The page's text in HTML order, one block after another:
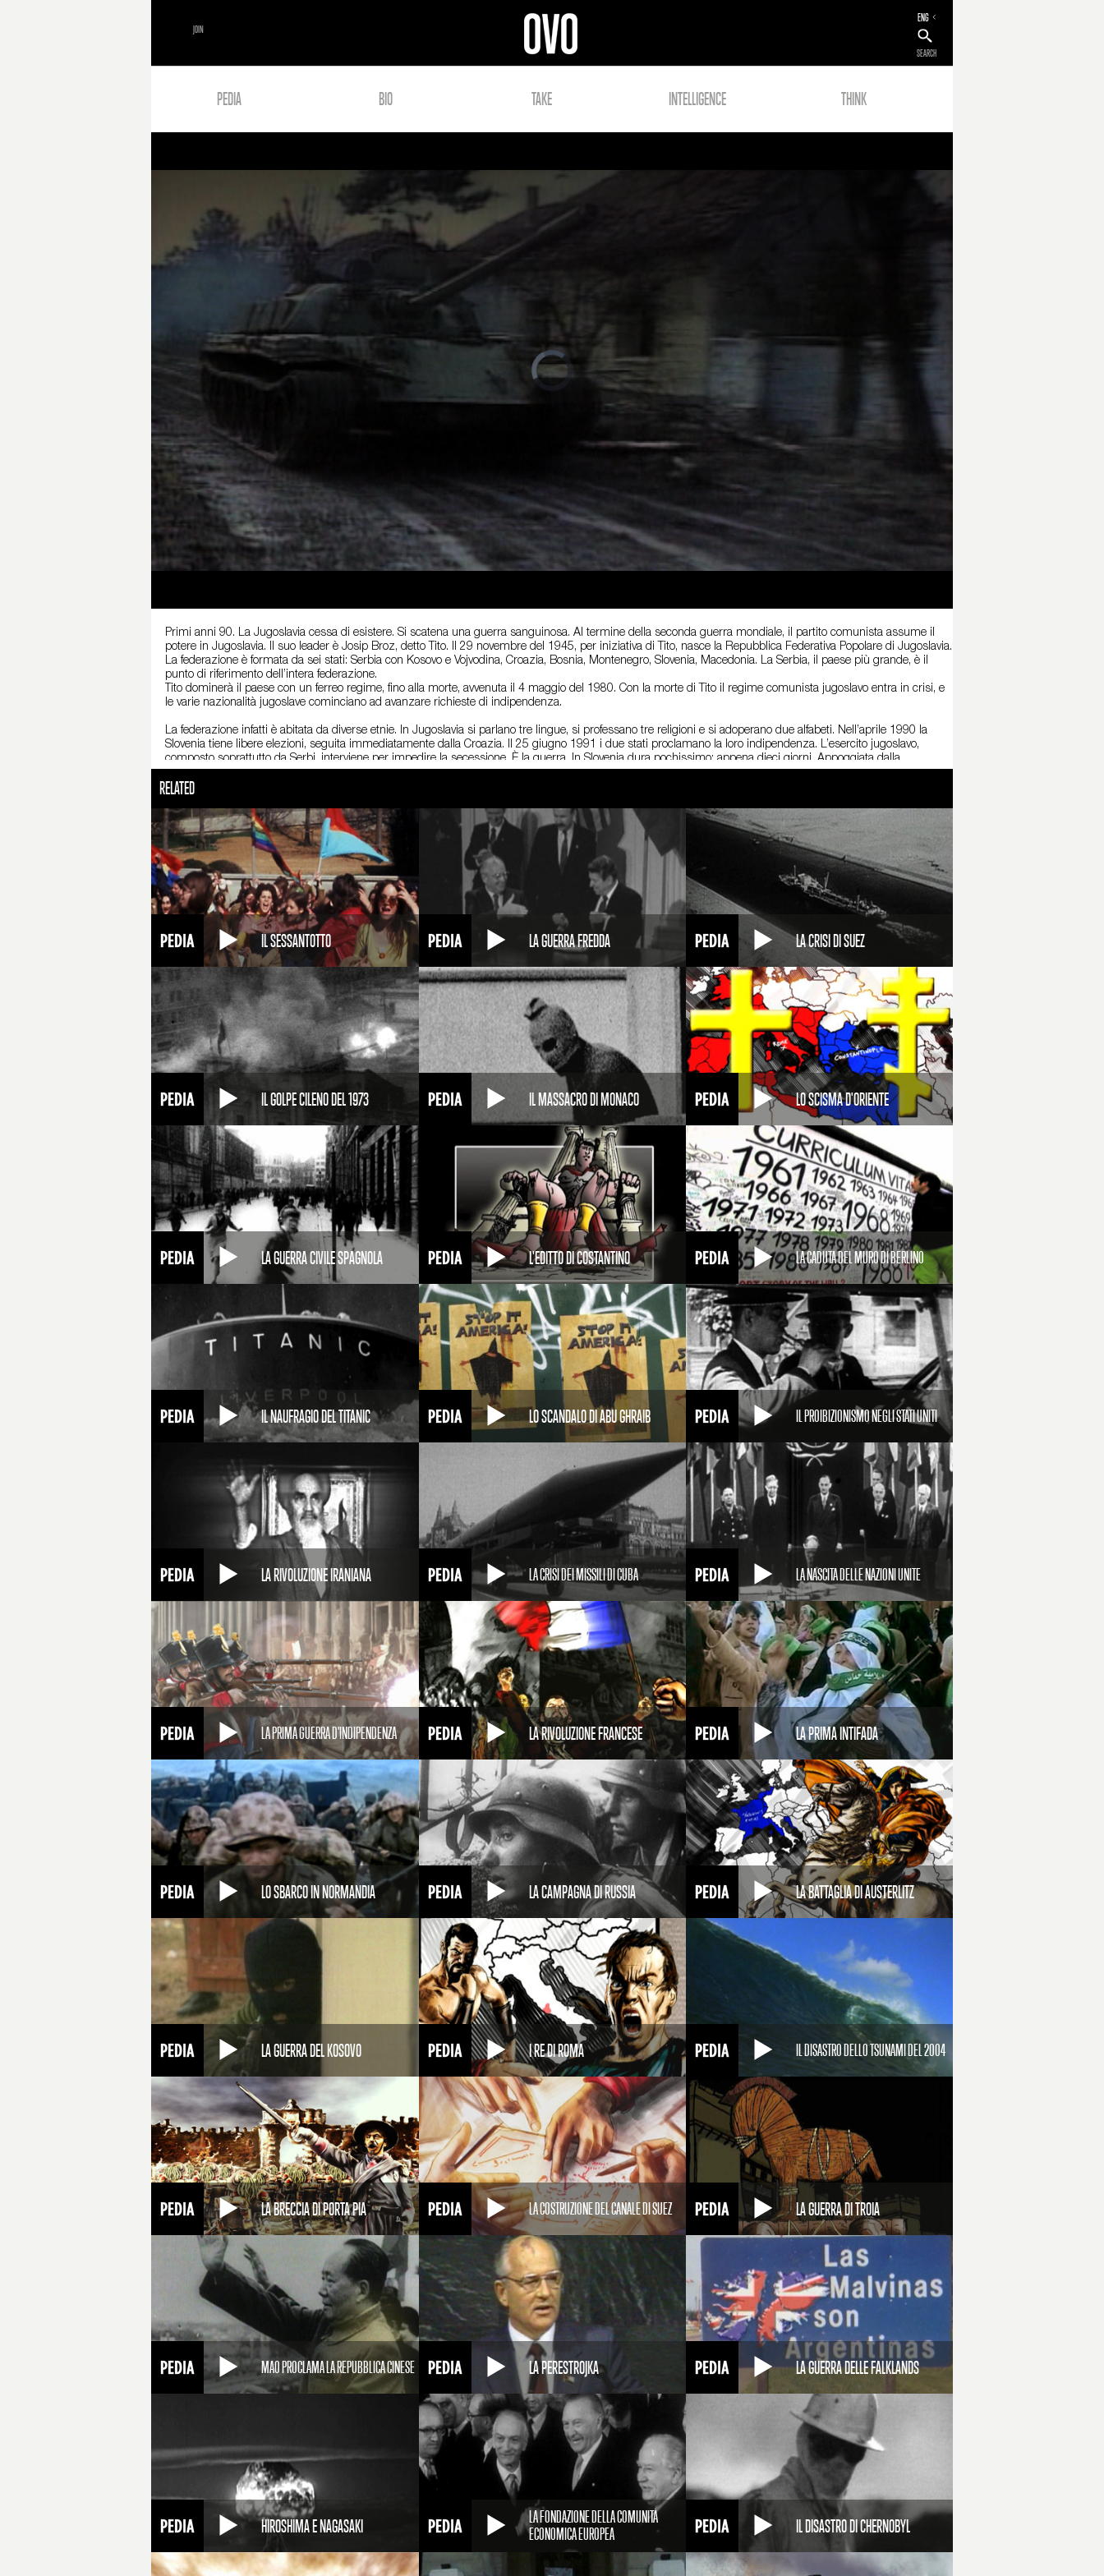
JOIN
ENG
SEARCH
PEDIA BIO TAKE INTELLIGENCE THINK
Primi anni 90. La Jugoslavia cessa di esistere. Si scatena una guerra sanguinosa. Al termine della seconda guerra mondiale, il partito comunista assume il
potere in Jugoslavia. Il suo leader è Josip Broz, detto Tito. Il 29 novembre del 1945, per iniziativa di Tito, nasce la Repubblica Federativa Popolare di Jugoslavia.
La federazione è formata da sei stati: Serbia con Kosovo e Vojvodina, Croazia, Bosnia, Montenegro, Slovenia, Macedonia. La Serbia, il paese più grande, è il
punto di riferimento dell’intera federazione.
Tito dominerà il paese con un ferreo regime, fino alla morte, avvenuta il 4 maggio del 1980. Con la morte di Tito il regime comunista jugoslavo entra in crisi, e
le varie nazionalità jugoslave cominciano ad avanzare richieste di indipendenza.
La federazione infatti è abitata da diverse etnie. In Jugoslavia si parlano tre lingue, si professano tre religioni e si adoperano due alfabeti. Nell’aprile 1990 la
Slovenia tiene libere elezioni, seguita immediatamente dalla Croazia. Il 25 giugno 1991 i due stati proclamano la loro indipendenza. L’esercito jugoslavo,
composto soprattutto da Serbi, interviene per impedire la secessione. È la guerra. In Slovenia dura pochissimo; appena dieci giorni. Appoggiata dalla
Germania, la Slovenia dimostra una straordinaria compattezza, e alla federazione jugoslava non resta che trattare. In Croazia invece, i serbi sono molto più
numerosi e il conflitto è più violento. È solo grazie alle pressioni internazionali che, l’esercito jugoslavo, vittorioso sul campo, è costretto a ritirarsi nel gennaio
fuoco, i Croati cercano di recuperare alcuni territori rimasti in mano serba. Nello stesso anno scoppia la guerra anche in Bosnia. Il piccolo Paese è abitato da
tre etnie: Bosniaci, Serbi e Croati. Lo scontro è violentissimo. I Serbi cingono d’assedio per 43 mesi la capitale della Bosnia, Sarajevo.
Solo a seguito delle mediazione dell’ONU, si riesce a raggiungere un’intesa di pace con gli accordi di Dayton nell’Ohio, il 21 novembre del 1995. Vengono
confermate le vecchie frontiere degli stati della Repubblica Jugoslava e viene prevista la creazione di due entità statali all’interno della Bosnia: la federazione di
Bosnia Erzegovina e la Repubblica Serba. Gli accordi di Dayton dissolvono di fatto la Jugoslavia, ma non riescono a interrompere la scia delle violenze. Di lì a
poco, anche i rimanenti stati jugoslavi, il Kosovo in particolare, decideranno di rendersi indipendenti, provocando l’intervento militare della Serbia e un nuovo
sanguinoso conflitto.
RELATED
IL SESSANTOTTO LA GUERRA FREDDA LA CRISI DI SUEZ
IL GOLPE CILENO DEL 1973 IL MASSACRO DI MONACO LO SCISMA D'ORIENTE
LA GUERRA CIVILE SPAGNOLA L'EDITTO DI COSTANTINO LA CADUTA DEL MURO DI BERLINO
IL NAUFRAGIO DEL TITANIC LO SCANDALO DI ABU GHRAIB IL PROIBIZIONISMO NEGLI STATI UNITI
LA RIVOLUZIONE IRANIANA LA CRISI DEI MISSILI DI CUBA LA NASCITA DELLE NAZIONI UNITE
LA PRIMA GUERRA D'INDIPENDENZA LA RIVOLUZIONE FRANCESE LA PRIMA INTIFADA
LO SBARCO IN NORMANDIA LA CAMPAGNA DI RUSSIA LA BATTAGLIA DI AUSTERLITZ
LA GUERRA DEL KOSOVO I RE DI ROMA IL DISASTRO DELLO TSUNAMI DEL 2004
LA BRECCIA DI PORTA PIA LA COSTRUZIONE DEL CANALE DI SUEZ LA GUERRA DI TROIA
MAO PROCLAMA LA REPUBBLICA CINESE LA PERESTROJKA LA GUERRA DELLE FALKLANDS
HIROSHIMA E NAGASAKI
LA FONDAZIONE DELLA COMUNITÀ
ECONOMICA EUROPEA
IL DISASTRO DI CHERNOBYL